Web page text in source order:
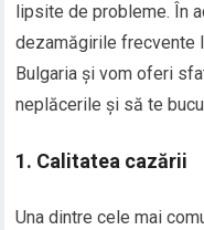
lipsite de probleme. În
dezamăgirile frecvente
Bulgaria și vom oferi
neplăcerile și să te
1. Calitatea cazării
Una dintre cele mai